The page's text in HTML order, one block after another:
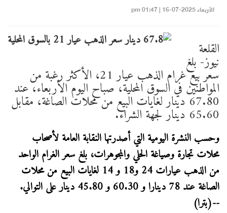
الأربعاء 2025-07-16 | 01:47 pm
القلعة
نيوز- بلغ
سعر بيع غرام الذهب عيار 21، الأكثر رغبة من
المواطنين في السوق المحلية، صباح اليوم الأربعاء، عند
67.80 دينار لغايات البيع من محلات الصاغة، مقابل
65.60 دينار لجهة الشراء.
وحسب النشرة اليومية التي أصدرتها النقابة العامة لأصحاب
محلات تجارة وصياغة الحلي والمجوهرات، بلغ سعر الغرام الواحد
من الذهب عيارات 24 و18 و 14 لغايات البيع من محلات
الصاغة عند 78 دينارا و 60.30 و 45.80 دينار على التوالي.
--(بترا)